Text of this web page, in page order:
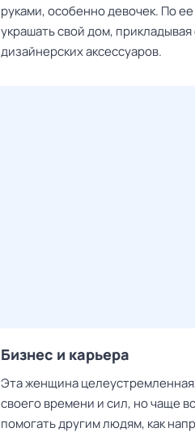
руками, особенно девочек. По
украшать свой дом,
дизайнерских аксессуаров.
Бизнес и карьера
Эта женщина
своего времени и сил, но чаще
помогать другим людям, как